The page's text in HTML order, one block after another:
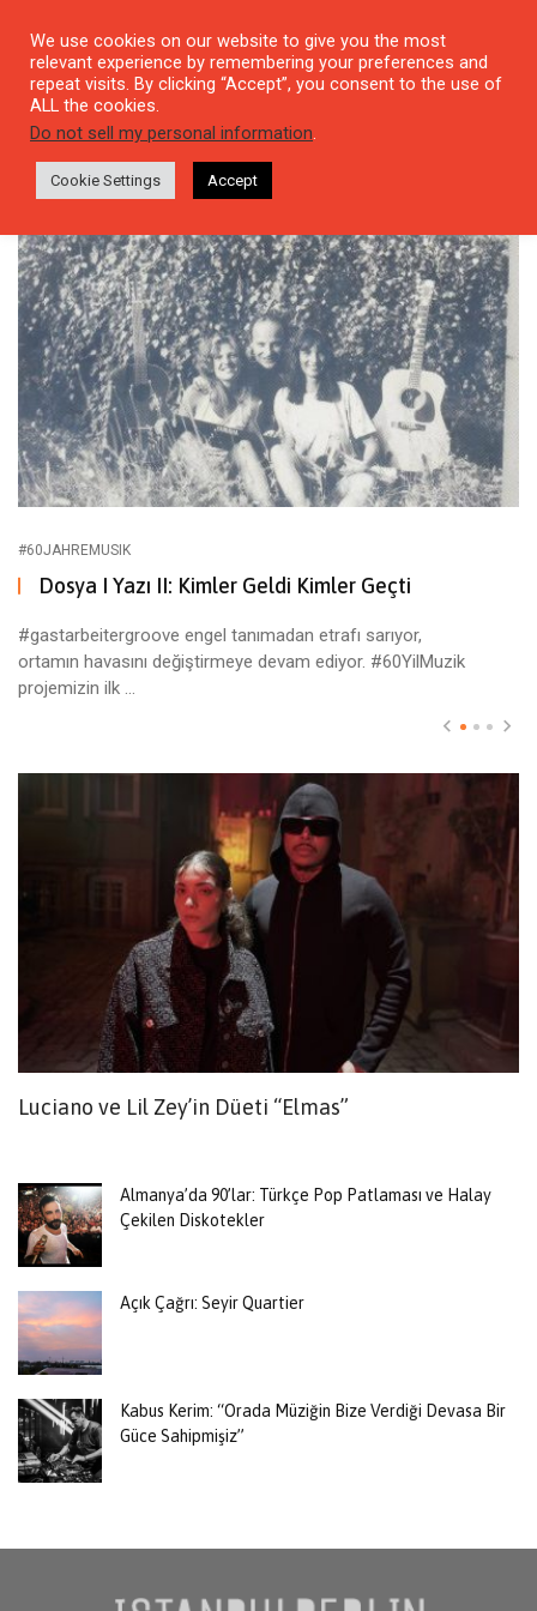
Tag: The Kadri Six Feat Lamia
#60JAHREMUSIK
Dosya I Yazı II: Kimler Geldi Kimler Geçti
#gastarbeitergroove engel tanımadan etrafı sarıyor,
ortamın havasını değiştirmeye devam ediyor. #60YilMuzik
projemizin ilk ...
Luciano ve Lil Zey’in Düeti “Elmas”
Almanya’da 90’lar: Türkçe Pop Patlaması ve Halay
Çekilen Diskotekler
Açık Çağrı: Seyir Quartier
Kabus Kerim: “Orada Müziğin Bize Verdiği Devasa Bir
Güce Sahipmişiz”
We use cookies on our website to give you the most
relevant experience by remembering your preferences and
repeat visits. By clicking “Accept”, you consent to the use of
ALL the cookies.
Do not sell my personal information.
Cookie Settings Accept